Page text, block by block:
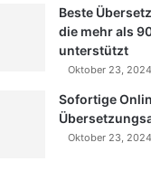
Beste
die mehr als
unterstützt
Oktober 23, 2024
Sofortige
Oktober 23, 2024